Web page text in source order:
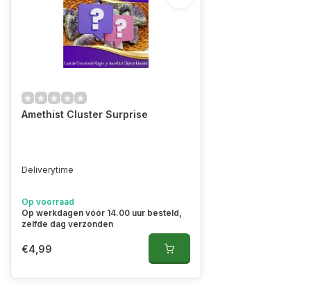
Amethist Cluster Surprise
Deliverytime
Op voorraad
Op werkdagen vóór 14.00 uur besteld,
zelfde dag verzonden
€4,99